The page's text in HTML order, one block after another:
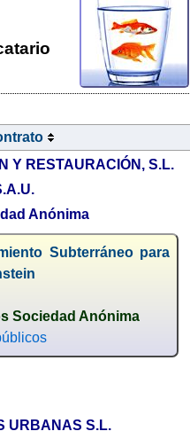
Y RESTAURACIÓN, S.L.
Anónima
Subterráneo para
Sociedad Anónima
URBANAS S.L.